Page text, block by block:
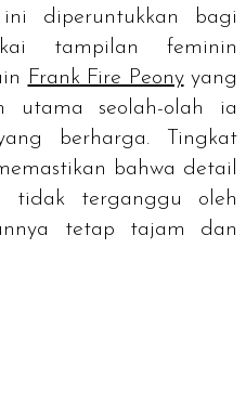
diperuntukkan bagi
tampilan feminin
Frank Fire Peonyyang
utama seolah-olah ia
berharga. Tingkat
bahwa detail
terganggu oleh
tetap tajam dan